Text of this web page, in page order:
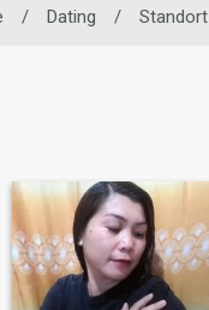
/ Dating / Standort